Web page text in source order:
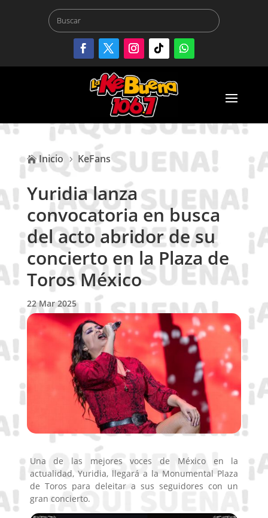
 Inicio 5 KeFans
Yuridia lanza
convocatoria en busca
del acto abridor de su
concierto en la Plaza de
Toros México
22 Mar 2025
Una de las mejores voces de México en la
actualidad, Yuridia, llegará a la Monumental Plaza
de Toros para deleitar a sus seguidores con un
gran concierto.